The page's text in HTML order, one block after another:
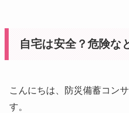
自宅は安全？危険な
こんにちは、防災備蓄コン
す。